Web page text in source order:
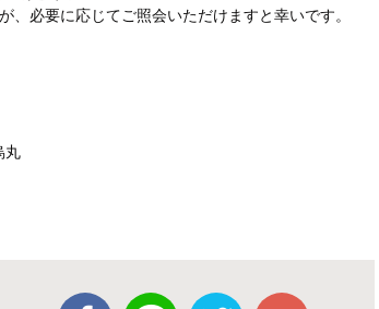
必要に応じてご照会いただけますと幸いです。
丸